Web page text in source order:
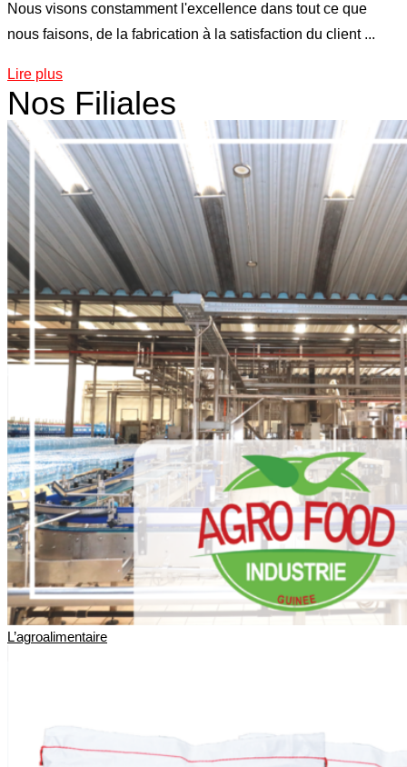
Nous visons constamment l'excellence dans tout ce que
nous faisons, de la fabrication à la satisfaction du client ...
Lire plus
Nos Filiales
L’agroalimentaire